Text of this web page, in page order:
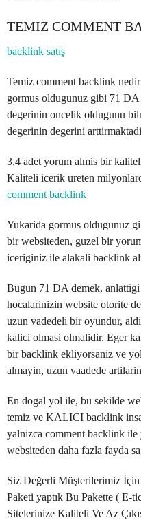
TEMIZ COMMENT
backlink satış
Temiz comment backlink
gormus oldugunuz gibi 71
degerinin oncelik oldugunu
degerinin degerini
3,4 adet yorum almis bir
Kaliteli icerik ureten
comment backlink
Yukarida gormus oldugunuz
bir websiteden, guzel bir
iceriginiz ile alakali backlink
Bugun 71 DA demek,
hocalarinizin website otorite
uzun vadedeli bir oyundur,
kalici olmasi olmalidir. Eger
bir backlink ekliyorsaniz ve
almayin, uzun vaadede
En dogal yol ile, bu sekilde
temiz ve KALICI backlink
yalnizca comment backlink
websiteden daha fazla fayda
Siz Değerli Müşterilerimiz
Paketi yaptık Bu Pakette ( E-
Sitelerinize Kaliteli Ve Az